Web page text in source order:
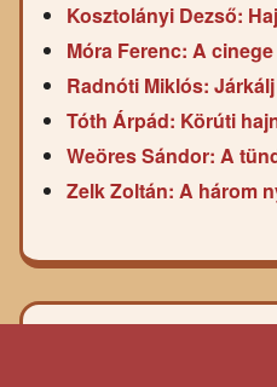
Kosztolányi Dezső:
Móra Ferenc: A
Radnóti Miklós:
Tóth Árpád: Körúti
Weöres Sándor: A
Zelk Zoltán: A három